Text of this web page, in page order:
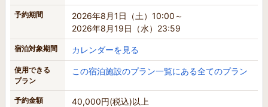
予約期間
2026年8月1日（土）10:00～
2026年8月19日（水）23:59
宿泊対象期間 カレンダーを見る
使用できる
プラン
この宿泊施設のプラン一覧にある全てのプラン
予約金額 40,000円(税込)以上